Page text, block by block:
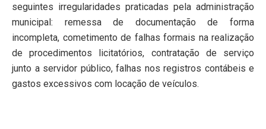
seguintes irregularidades praticadas pela administração
municipal: remessa de documentação de forma
incompleta, cometimento de falhas formais na realização
de procedimentos licitatórios, contratação de serviço
junto a servidor público, falhas nos registros contábeis e
gastos excessivos com locação de veículos.